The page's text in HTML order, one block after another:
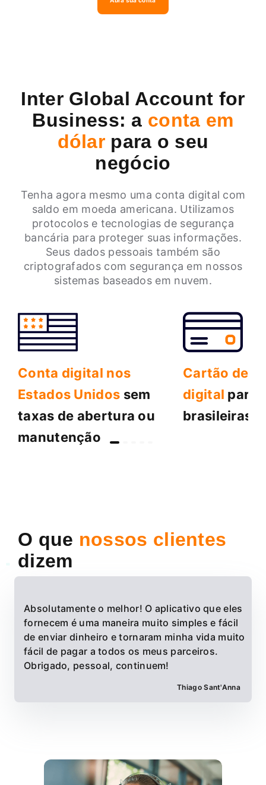
Inter Global Account for
Business: a conta em
dólar para o seu
negócio
Tenha agora mesmo uma conta digital com
saldo em moeda americana. Utilizamos
protocolos e tecnologias de segurança
bancária para proteger suas informações.
Seus dados pessoais também são
criptografados com segurança em nossos
sistemas baseados em nuvem.
Conta digital nos
Estados Unidos sem
taxas de abertura ou
manutenção
Cartão de
digital para
brasileiras
O que nossos clientes
dizem
"
Absolutamente o melhor! O aplicativo que eles
fornecem é uma maneira muito simples e fácil
de enviar dinheiro e tornaram minha vida muito
fácil de pagar a todos os meus parceiros.
Obrigado, pessoal, continuem!
Thiago Sant'Anna